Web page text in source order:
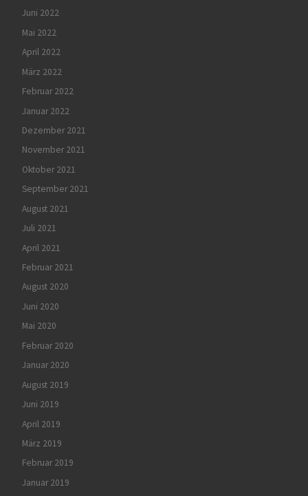
Juni 2022
Mai 2022
April 2022
März 2022
Februar 2022
Januar 2022
Dezember 2021
November 2021
Oktober 2021
September 2021
August 2021
Juli 2021
April 2021
Februar 2021
August 2020
Juni 2020
Mai 2020
Februar 2020
Januar 2020
August 2019
Juni 2019
April 2019
März 2019
Februar 2019
Januar 2019